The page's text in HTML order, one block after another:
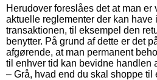
Herudover foreslåes det at man er
aktuelle reglementer der kan have
transaktionen, til eksempel den
benytter. På grund af dette er det
afgørende, at man permanent
til enhver tid kan bevidne handlen
– Grå, hvad end du skal shoppe til